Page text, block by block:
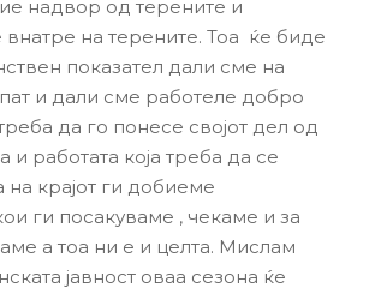
надвор од терените и
на терените. Тоа ќе биде
показател дали сме на
и дали сме работеле добро
да го понесе својот дел од
и работата која треба да се
на крајот ги добиеме
ги посакуваме , чекаме и за
а тоа ни е и целта. Мислам
јавност оваа сезона ќе